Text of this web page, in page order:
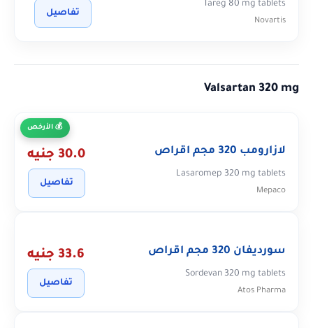
Tareg 80 mg tablets
Novartis
تفاصيل
Valsartan 320 mg
الأرخص
لازارومب 320 مجم اقراص
Lasaromep 320 mg tablets
Mepaco
30.0 جنيه
تفاصيل
سورديفان 320 مجم اقراص
Sordevan 320 mg tablets
Atos Pharma
33.6 جنيه
تفاصيل